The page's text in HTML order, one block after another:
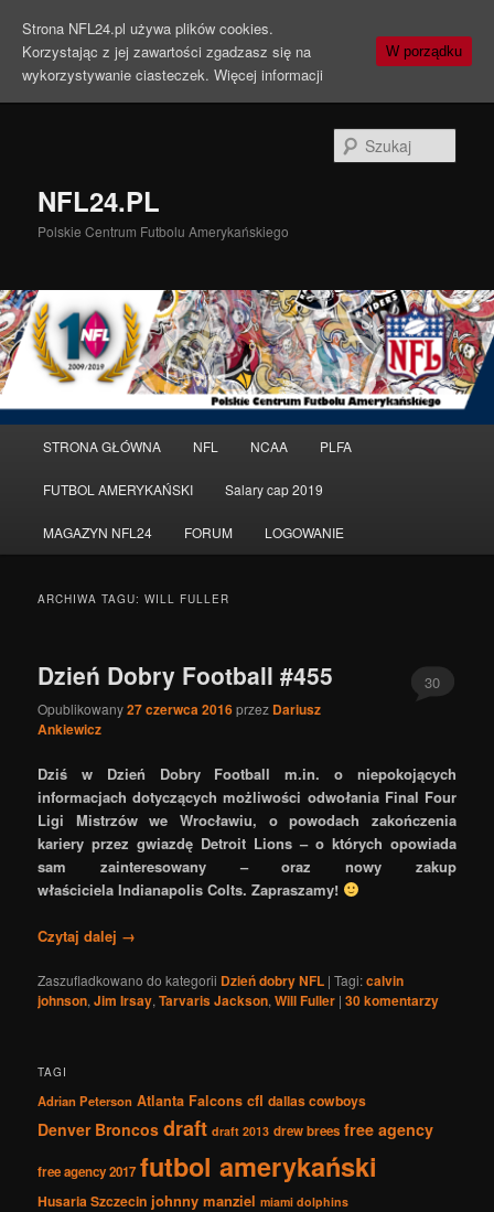
NFL24.PL
Polskie Centrum Futbolu Amerykańskiego
główne
Przeskocz
do
tekstu
Przeskocz
do
widgetów
STRONA GŁÓWNA NFL NCAA PLFA
FUTBOL AMERYKAŃSKI Salary cap 2019
MAGAZYN NFL24 FORUM LOGOWANIE
ARCHIWA TAGU:WILL FULLER
Dzień Dobry Football #455
Opublikowany27 czerwca 2016przez Dariusz
Ankiewicz
30
Dziś w Dzień Dobry Football m.in. o niepokojących
informacjach dotyczących możliwości odwołania Final Four
Ligi Mistrzów we Wrocławiu, o powodach zakończenia
kariery przez gwiazdę Detroit Lions – o których opowiada
sam zainteresowany – oraz nowy zakup
właściciela Indianapolis Colts. Zapraszamy!
Czytaj dalej →
Zaszufladkowano do kategorii Dzień dobry NFL |Tagi:calvin
johnson,Jim Irsay,Tarvaris Jackson,Will Fuller |30komentarzy
TAGI
Adrian Peterson Atlanta Falcons cfl dallas cowboys
Denver Broncos draft draft 2013 drew brees free agency
free agency 2017 futbol amerykański
Husaria Szczecin johnny manziel miami dolphins
Strona NFL24.pl używa plików cookies.
Korzystając z jej zawartości zgadzasz się na
wykorzystywanie ciasteczek. Więcej informacji
W porządku